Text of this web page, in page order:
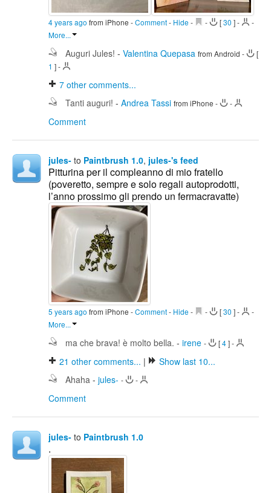
4 years ago from iPhone -Comment- Hide - - [30 ]-
-
More...
Auguri Jules! - Valentina Quepasa from Android -
[
1 ]-
7 other comments...
Tanti auguri! - Andrea Tassi from iPhone - -
Comment
jules- to Paintbrush 1.0, jules-'s feed
Pitturina per il compleanno di mio fratello
(poveretto, sempre e solo regali autoprodotti,
l’anno prossimo gli prendo un fermacravatte)
5 years ago from iPhone -Comment- Hide - - [30 ]-
-
More...
ma che brava! è molto bella. - irene - [4]-
21 other comments... |
Show last 10...
Ahaha - jules- - -
Comment
jules- to Paintbrush 1.0
.